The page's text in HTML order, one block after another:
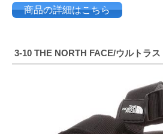
商品の詳細はこちら
3-10 THE NORTH FACE/ウルトラス